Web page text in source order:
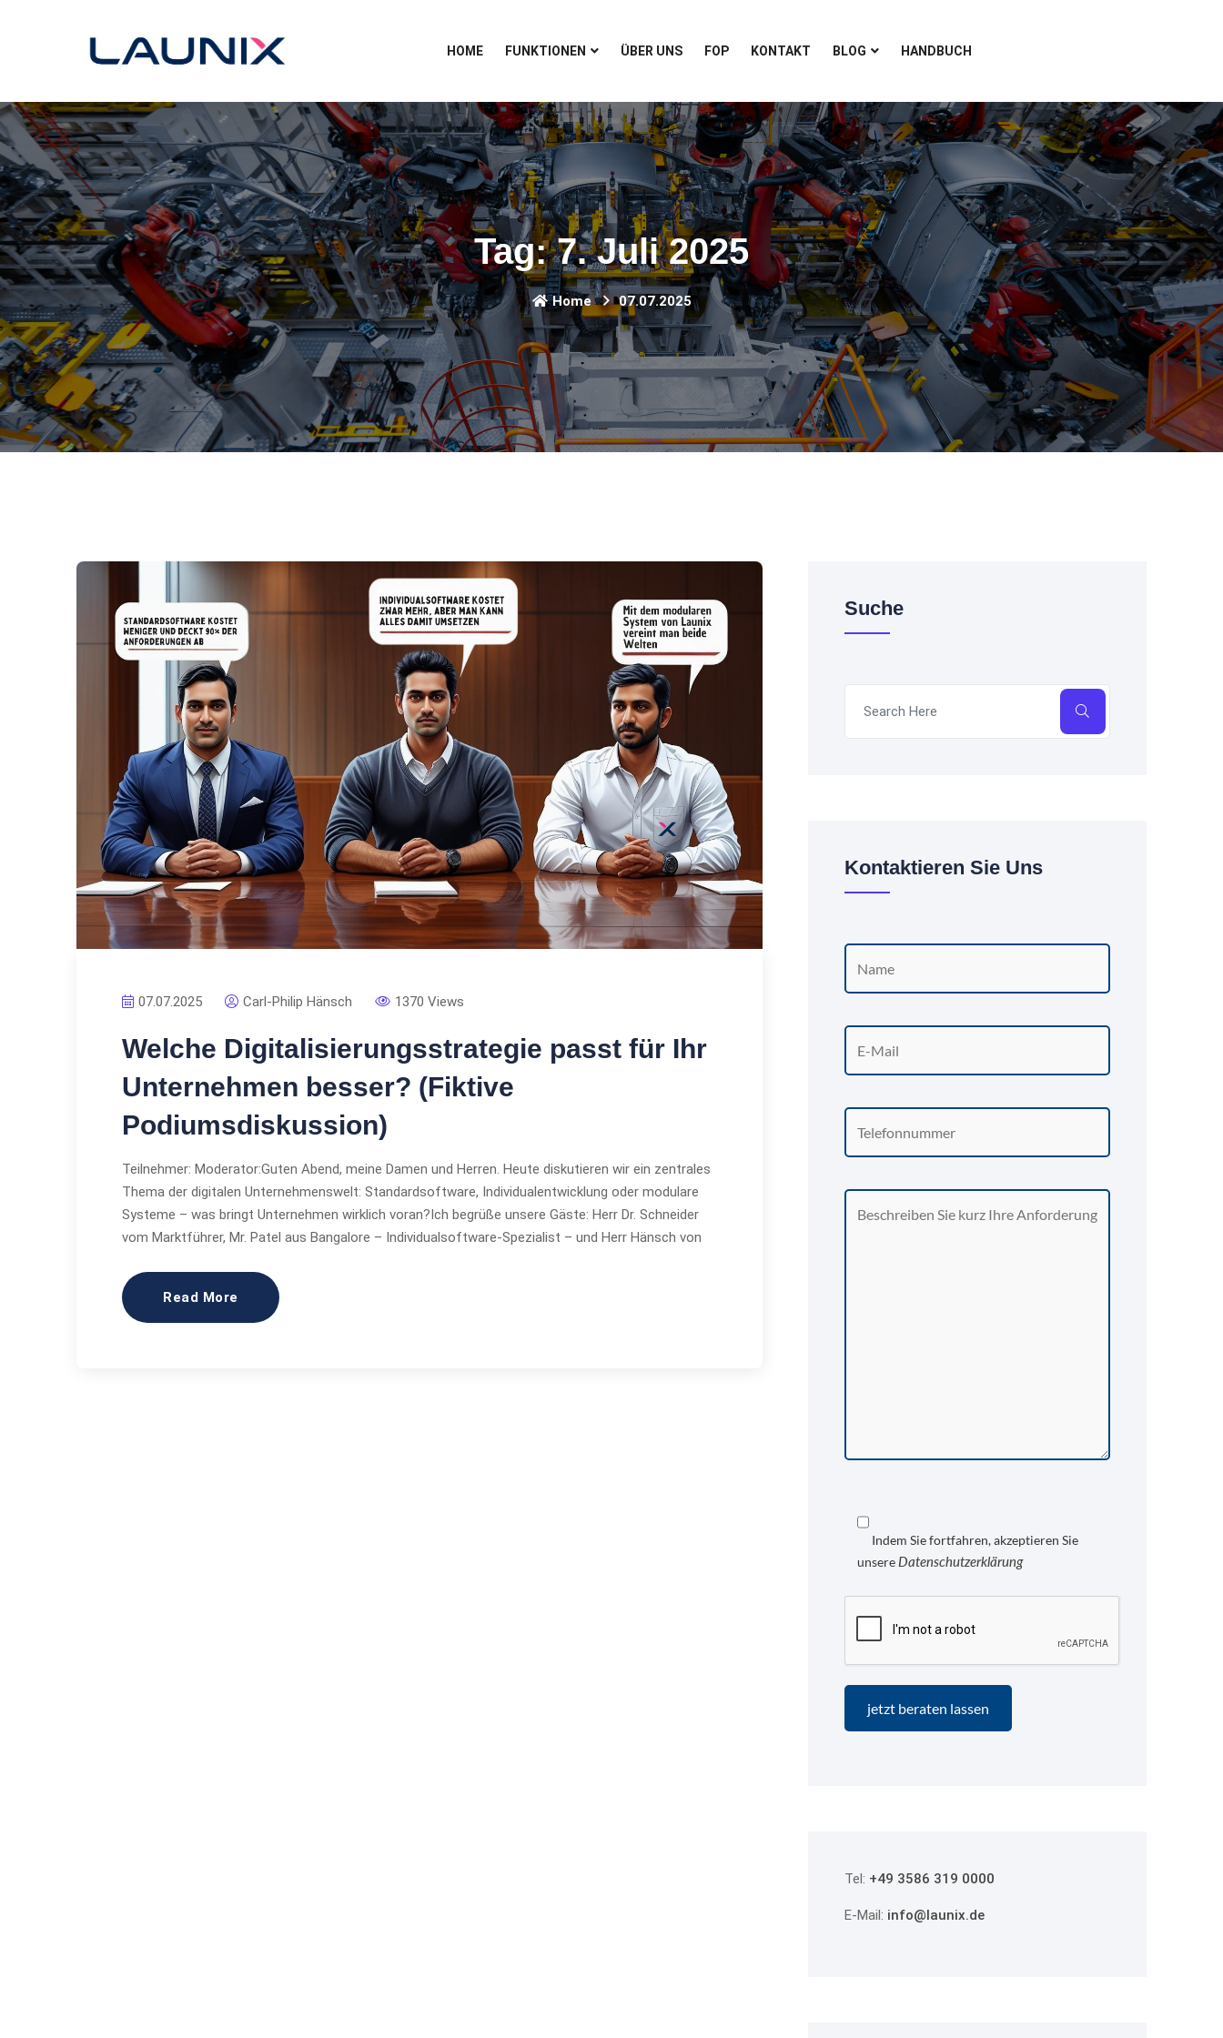
HOME FUNKTIONEN ÜBER UNS FOP KONTAKT BLOG HANDBUCH
Tag:7. Juli 2025
Home 07.07.2025
07.07.2025 Carl-Philip Hänsch 1370 Views
Welche Digitalisierungsstrategie passt für Ihr
Unternehmen besser? (Fiktive
Podiumsdiskussion)
Teilnehmer: Moderator:Guten Abend, meine Damen und Herren. Heute diskutieren wir ein zentrales
Thema der digitalen Unternehmenswelt: Standardsoftware, Individualentwicklung oder modulare
Systeme – was bringt Unternehmen wirklich voran?Ich begrüße unsere Gäste: Herr Dr. Schneider
vom Marktführer, Mr. Patel aus Bangalore – Individualsoftware-Spezialist – und Herr Hänsch von
Read More
Suche
Kontaktieren Sie Uns
Indem Sie fortfahren, akzeptieren Sie
unsere Datenschutzerklärung
Tel: +49 3586 319 0000
E-Mail: info@launix.de